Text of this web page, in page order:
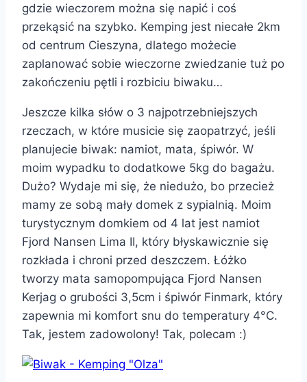
gdzie wieczorem można się napić i coś
przekąsić na szybko. Kemping jest niecałe 2km
od centrum Cieszyna, dlatego możecie
zaplanować sobie wieczorne zwiedzanie tuż po
zakończeniu pętli i rozbiciu biwaku…
Jeszcze kilka słów o 3 najpotrzebniejszych
rzeczach, w które musicie się zaopatrzyć, jeśli
planujecie biwak: namiot, mata, śpiwór. W
moim wypadku to dodatkowe 5kg do bagażu.
Dużo? Wydaje mi się, że niedużo, bo przecież
mamy ze sobą mały domek z sypialnią. Moim
turystycznym domkiem od 4 lat jest namiot
Fjord Nansen Lima II, który błyskawicznie się
rozkłada i chroni przed deszczem. Łóżko
tworzy mata samopompująca Fjord Nansen
Kerjag o grubości 3,5cm i śpiwór Finmark, który
zapewnia mi komfort snu do temperatury 4°C.
Tak, jestem zadowolony! Tak, polecam :)